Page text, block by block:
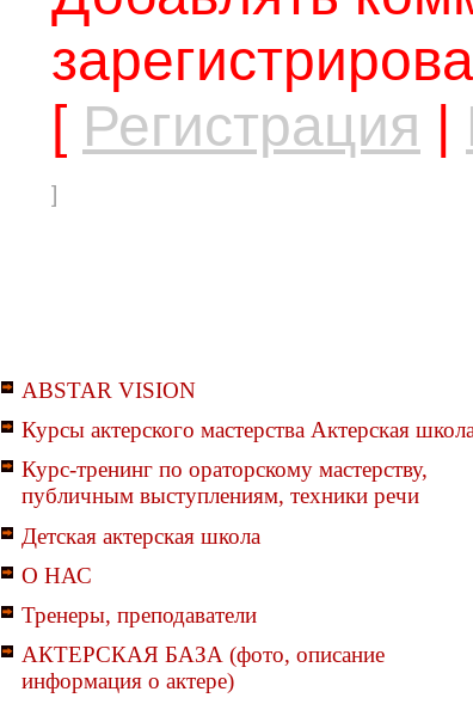
[ Регистрация
]
ABSTAR VISION
Курсы актерского мастерства Актерская
Курс-тренинг по ораторскому мастерству,
публичным выступлениям, техники речи
Детская актерская школа
О НАС
Тренеры, преподаватели
АКТЕРСКАЯ БАЗА (фото, описание
информация о актере)